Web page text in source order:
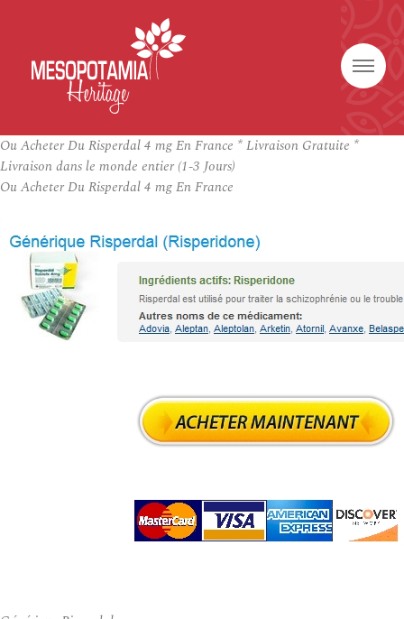
Ou Acheter Du Risperdal 4 mg En France * Livraison Gratuite *
Livraison dans le monde entier (1-3 Jours)
Ou Acheter Du Risperdal 4 mg En France